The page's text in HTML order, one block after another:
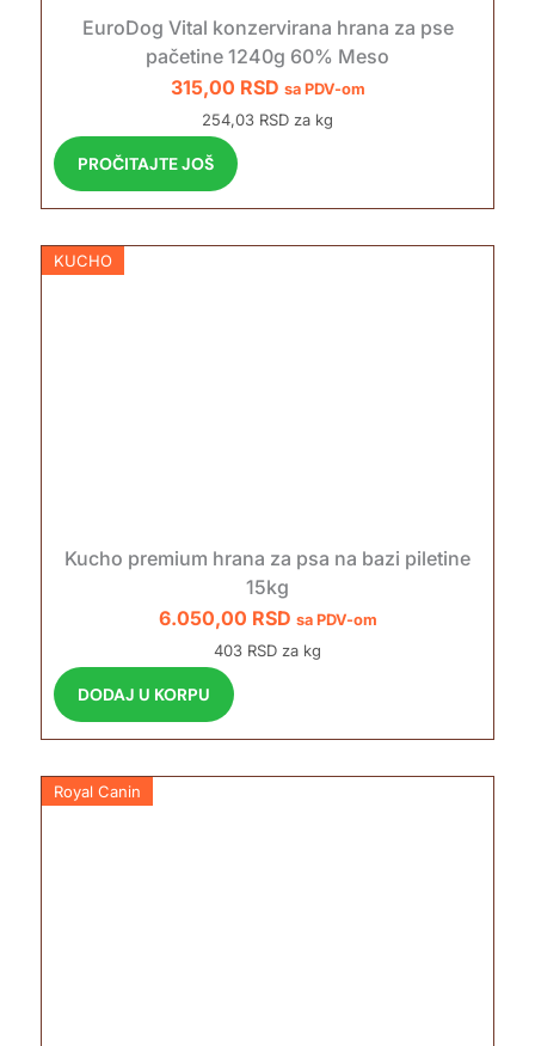
EuroDog Vital konzervirana hrana za pse
pačetine 1240g 60% Meso
315,00 RSD sa PDV-om
254,03 RSD za kg
PROČITAJTE JOŠ
KUCHO
Kucho premium hrana za psa na bazi piletine
15kg
6.050,00 RSD sa PDV-om
403 RSD za kg
DODAJ U KORPU
Royal Canin